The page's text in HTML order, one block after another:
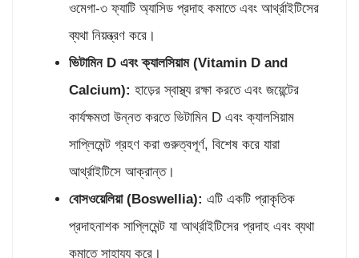
ওমেগা-৩ ফ্যাটি অ্যাসিড প্রদাহ কমাতে এবং আর্থ্রাইটিসের
ব্যথা নিয়ন্ত্রণ করে।
ভিটামিন D এবং ক্যালসিয়াম (Vitamin D and
Calcium): হাড়ের স্বাস্থ্য রক্ষা করতে এবং জয়েন্টের
কার্যক্ষমতা উন্নত করতে ভিটামিন D এবং ক্যালসিয়াম
সাপ্লিমেন্ট গ্রহণ করা গুরুত্বপূর্ণ, বিশেষ করে যারা
আর্থ্রাইটিসে আক্রান্ত।
বোসওয়েলিয়া (Boswellia): এটি একটি প্রাকৃতিক
প্রদাহনাশক সাপ্লিমেন্ট যা আর্থ্রাইটিসের প্রদাহ এবং ব্যথা
কমাতে সাহায্য করে।